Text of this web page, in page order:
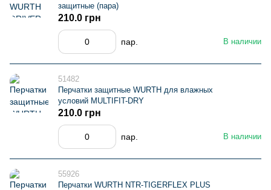
защитные (пара)
В наличии
210.0 грн
пар.
51482
Перчатки защитные WURTH для влажных
условий MULTIFIT-DRY
В наличии
210.0 грн
пар.
55926
Перчатки WURTH NTR-TIGERFLEX PLUS